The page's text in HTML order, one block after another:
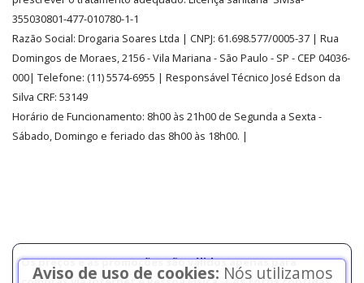
355030801-477-010780-1-1
Razão Social: Drogaria Soares Ltda | CNPJ: 61.698.577/0005-37 | Rua
Domingos de Moraes, 2156-Vila Mariana - São Paulo - SP - CEP 04036-
000| Telefone: (11)5574-6955 | Responsável Técnico José Edson da
Silva CRF: 53149
Horário de Funcionamento: 8h00 às 21h00 de Segunda a Sexta -
Sábado, Domingo e feriado das 8h00 às 18h00. |
Os preços e as promoções são válidos apenas para
Aviso de uso de cookies: Nós utilizamos